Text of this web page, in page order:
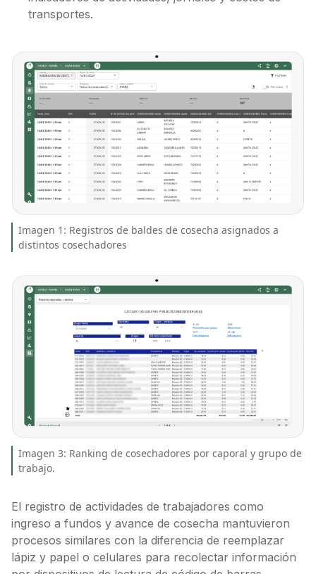
transportes.
Imagen 1: Registros de baldes de cosecha asignados a
distintos cosechadores
Imagen 3: Ranking de cosechadores por caporal y grupo de
trabajo.
El registro de actividades de trabajadores como
ingreso a fundos y avance de cosecha mantuvieron
procesos similares con la diferencia de reemplazar
lápiz y papel o celulares para recolectar información